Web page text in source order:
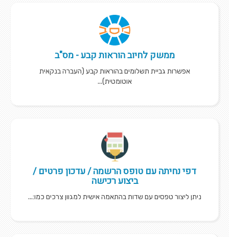
ממשק לחיוב הוראות קבע - מס"ב
אפשרות גביית תשלומים בהוראות קבע (העברה בנקאית
אוטומטית)...
דפי נחיתה עם טופס הרשמה / עדכון פרטים /
ביצוע רכישה
ניתן ליצור טפסים עם שדות בהתאמה אישית למגוון צרכים כמו:...